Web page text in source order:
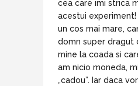
cea care imi strica
acestui experiment!
un cos mai mare,
domn super dragut
mine la coada si
am nicio moneda,
„cadou”. Iar daca